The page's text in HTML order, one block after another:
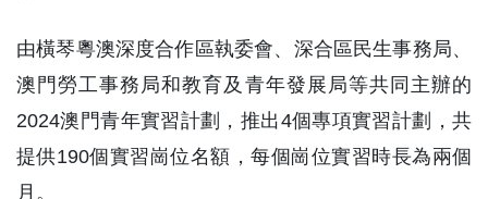
由橫琴粵澳深度合作區執委會、深合區民生事務局、
澳門勞工事務局和教育及青年發展局等共同主辦的
2024澳門青年實習計劃，推出4個專項實習計劃，共
提供190個實習崗位名額，每個崗位實習時長為兩個
月。